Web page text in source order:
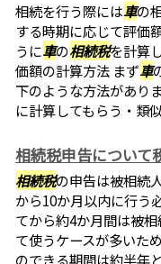
相続を行う際には車の
する時期に応じて評価
うに車の相続税を計算
価額の計算方法 まず車
下のような方法があり
に計算してもらう・類
相続税申告について
相続税の申告は被相続
から10か月以内に行う
てから約4か月間は被
て使うケースが多いた
のできる期間は約半年